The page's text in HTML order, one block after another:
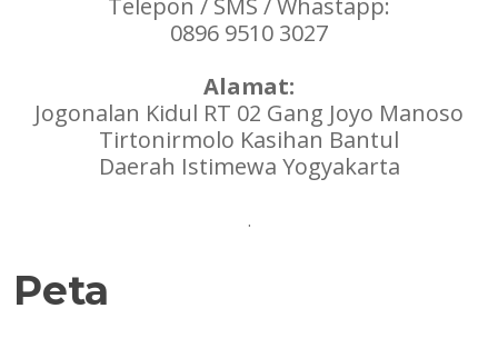
Telepon / SMS / Whastapp:
0896 9510 3027
Alamat:
Jogonalan Kidul RT 02 Gang Joyo Manoso
Tirtonirmolo Kasihan Bantul
Daerah Istimewa Yogyakarta
.
Peta